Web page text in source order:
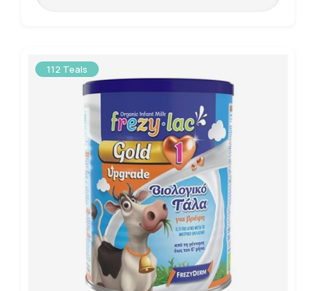
112 Teals